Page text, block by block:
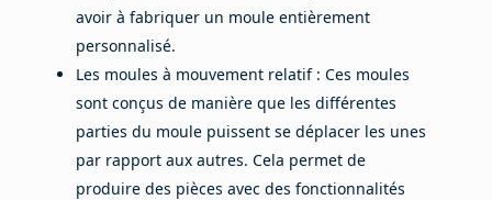
avoir à fabriquer un moule entièrement
personnalisé.
Les moules à mouvement relatif : Ces moules
sont conçus de manière que les différentes
parties du moule puissent se déplacer les unes
par rapport aux autres. Cela permet de
produire des pièces avec des fonctionnalités